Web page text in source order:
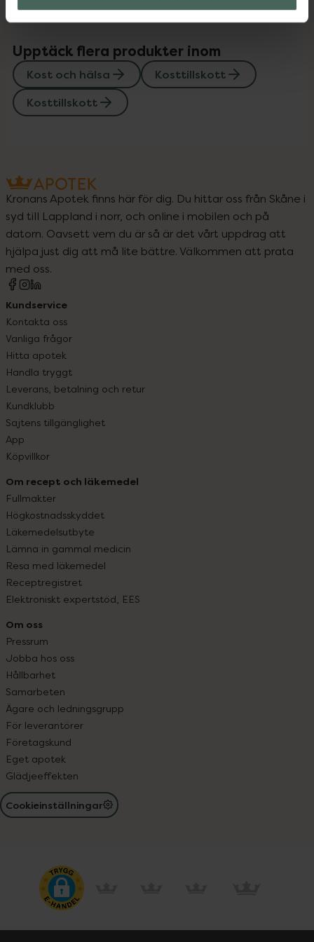
Upptäck flera produkter inom
Kost och hälsa
Kosttillskott
Kosttillskott
Kronans Apotek finns här för dig. Du hittar oss från Skåne i
syd till Lappland i norr, och online i mobilen och på
datorn. Oavsett vem du är så är det vårt uppdrag att
hjälpa just dig att må lite bättre. Välkommen att prata
med oss.
Kundservice
Kontakta oss
Vanliga frågor
Hitta apotek
Handla tryggt
Leverans, betalning och retur
Kundklubb
Sajtens tillgänglighet
App
Köpvillkor
Om recept och läkemedel
Fullmakter
Högkostnadsskyddet
Läkemedelsutbyte
Lämna in gammal medicin
Resa med läkemedel
Receptregistret
Elektroniskt expertstöd, EES
Om oss
Pressrum
Jobba hos oss
Hållbarhet
Samarbeten
Ägare och ledningsgrupp
För leverantörer
Företagskund
Eget apotek
Glädjeeffekten
Cookieinställningar